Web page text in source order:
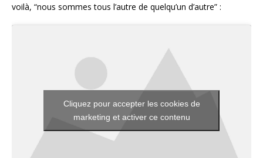
voilà, “nous sommes tous l’autre de quelqu’un d’autre” :
Cliquez pour accepter les cookies de
marketing et activer ce contenu